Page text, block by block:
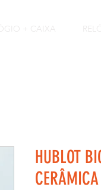
+ CAIXA
HUBLOT